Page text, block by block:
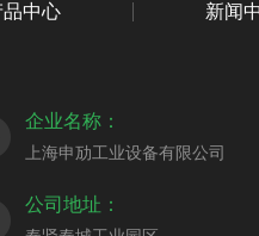
品中心 新闻
企业名称：
上海申劢工业设备有限公司
公司地址：